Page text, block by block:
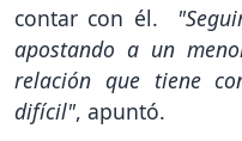
contar con él.
apostando a un
relación que tiene
difícil", apuntó.